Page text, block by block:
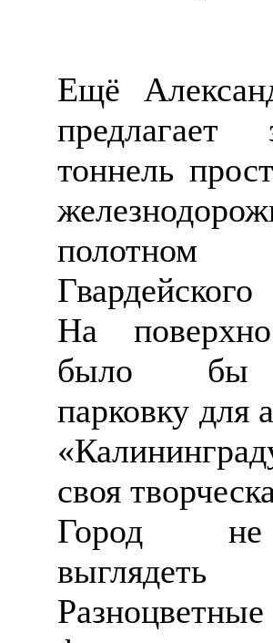
Ещё
предлагает
тоннель
На
было бы
парковку для
своя
Город